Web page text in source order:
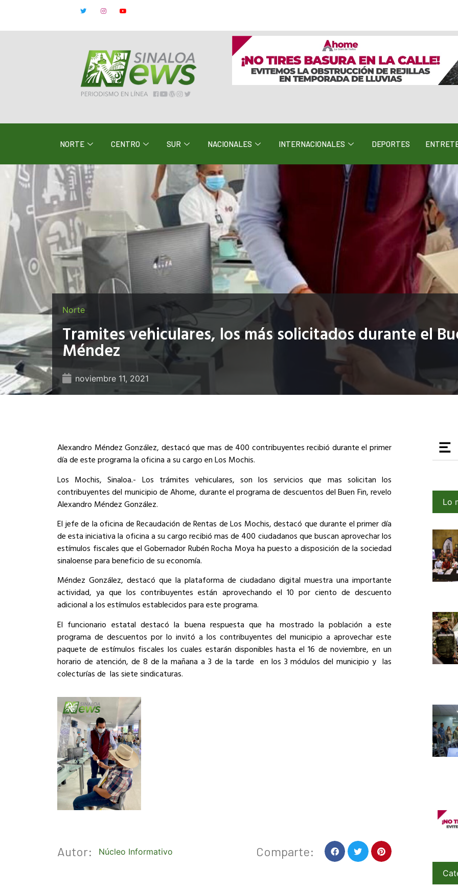
NORTE CENTRO SUR NACIONALES INTERNACIONALES DEPORTES
Norte
Tramites vehiculares, los más solicitados durante el
Méndez
noviembre 11, 2021
Alexandro Méndez González, destacó que mas de 400 contribuyentes recibió durante el primer
día de este programa la oficina a su cargo en Los Mochis.
Los Mochis, Sinaloa.- Los trámites vehiculares, son los servicios que mas solicitan los
contribuyentes del municipio de Ahome, durante el programa de descuentos del Buen Fin, revelo
Alexandro Méndez González.
El jefe de la oficina de Recaudación de Rentas de Los Mochis, destacó que durante el primer día
de esta iniciativa la oficina a su cargo recibió mas de 400 ciudadanos que buscan aprovechar los
estímulos fiscales que el Gobernador Rubén Rocha Moya ha puesto a disposición de la sociedad
sinaloense para beneficio de su economía.
Méndez González, destacó que la plataforma de ciudadano digital muestra una importante
actividad, ya que los contribuyentes están aprovechando el 10 por ciento de descuento
adicional a los estímulos establecidos para este programa.
El funcionario estatal destacó la buena respuesta que ha mostrado la población a este
programa de descuentos por lo invitó a los contribuyentes del municipio a aprovechar este
paquete de estímulos fiscales los cuales estarán disponibles hasta el 16 de noviembre, en un
horario de atención, de 8 de la mañana a 3 de la tarde en los 3 módulos del municipio y las
colecturías de las siete sindicaturas.
Autor: Núcleo Informativo Comparte:
Lo